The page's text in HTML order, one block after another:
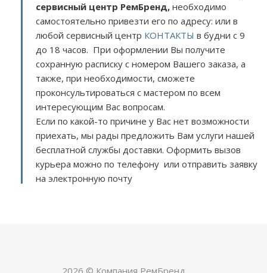
сервисный центр РемБренд, необходимо
самостоятельно привезти его по адресу: или в
любой сервисный центр КОНТАКТЫ в будни с 9
до 18 часов. При оформлении Вы получите
сохранную расписку с номером Вашего заказа, а
также, при необходимости, сможете
проконсультироваться с мастером по всем
интересующим Вас вопросам.
Если по какой-то причине у Вас нет возможности
приехать, мы рады предложить Вам услуги нашей
бесплатной службы доставки. Оформить вызов
курьера можно по телефону или отправить заявку
на электронную почту
2026 © Компания РемБренд.